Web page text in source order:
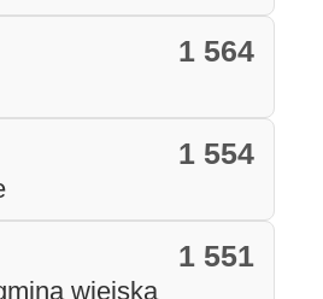
1 564
1 554
wiejska
1 551